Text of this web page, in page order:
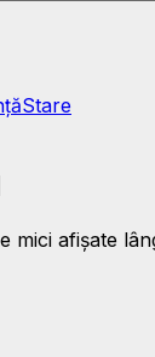
Stare
mici afișate